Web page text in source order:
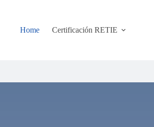
Home Certificación RETIE